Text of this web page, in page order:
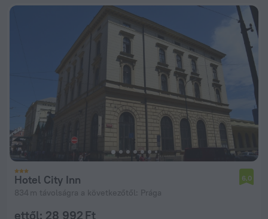
Hotel City Inn
834 m távolságra a következőtől: Prága
6,0
ettől: 28 992 Ft